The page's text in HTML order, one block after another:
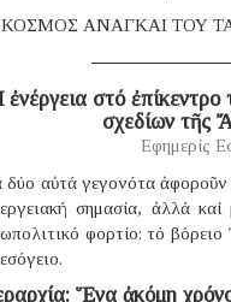
ΑΝΑΓΚΑΙ ΤΟΥ
στό
σχεδίων τῆς
Εφημερίς
δύο αὐτά γεγονότα ἀφοροῦν
σημασία, ἀλλά καί
φορτίο: τό
Ἕνα ἀκόμη